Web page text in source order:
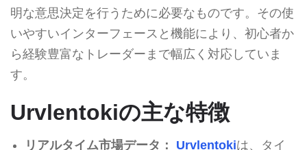
明な意思決定を行うために必要なものです。その使
いやすいインターフェースと機能により、初心者か
ら経験豊富なトレーダーまで幅広く対応していま
す。
Urvlentokiの主な特徴
リアルタイム市場データ： Urvlentokiは、タイ